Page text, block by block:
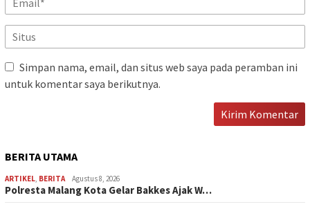
Simpan nama, email, dan situs web saya pada peramban ini
untuk komentar saya berikutnya.
BERITA UTAMA
ARTIKEL, BERITA Agustus 8, 2026
Polresta Malang Kota Gelar Bakkes Ajak W…